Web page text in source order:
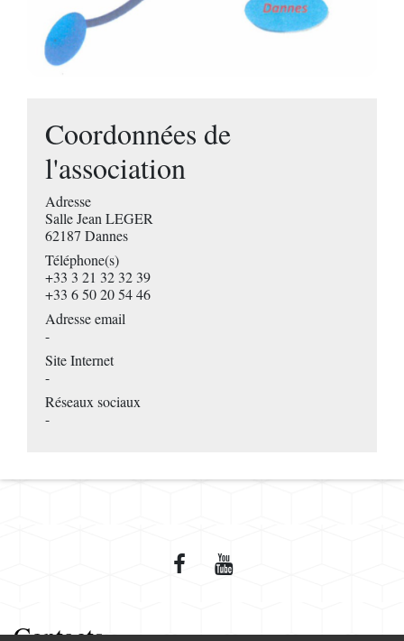
Coordonnées de
l'association
Adresse
Salle Jean LEGER
62187 Dannes
Téléphone(s)
+33 3 21 32 32 39
+33 6 50 20 54 46
Adresse email
-
Site Internet
-
Réseaux sociaux
-